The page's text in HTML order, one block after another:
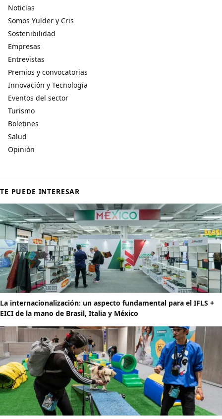
Noticias
Somos Yulder y Cris
Sostenibilidad
Empresas
Entrevistas
Premios y convocatorias
Innovación y Tecnología
Eventos del sector
Turismo
Boletines
Salud
Opinión
TE PUEDE INTERESAR
La internacionalización: un aspecto fundamental para el IFLS +
EICI de la mano de Brasil, Italia y México